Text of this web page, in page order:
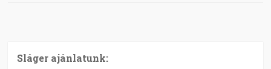
Sláger ajánlatunk: